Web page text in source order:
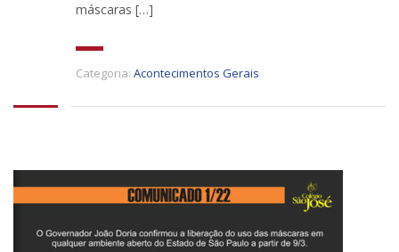
máscaras […]
Categoria: Acontecimentos Gerais